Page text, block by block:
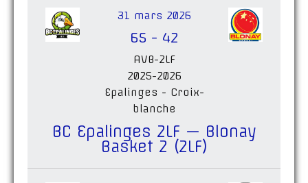
31 mars 2026
65 - 42
AVB-2LF
2025-2026
Epalinges - Croix-
blanche
BC Epalinges 2LF — Blonay
Basket 2 (2LF)